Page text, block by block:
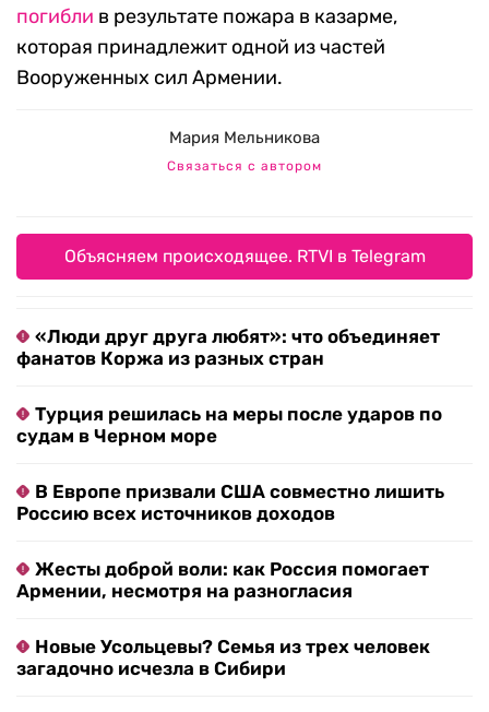
погибли в результате пожара в казарме,
которая принадлежит одной из частей
Вооруженных сил Армении.
Мария Мельникова
Связаться с автором
Объясняем происходящее. RTVI в Telegram
«Люди друг друга любят»: что объединяет
фанатов Коржа из разных стран
Турция решилась на меры после ударов по
судам в Черном море
В Европе призвали США совместно лишить
Россию всех источников доходов
Жесты доброй воли: как Россия помогает
Армении, несмотря на разногласия
Новые Усольцевы? Семья из трех человек
загадочно исчезла в Сибири